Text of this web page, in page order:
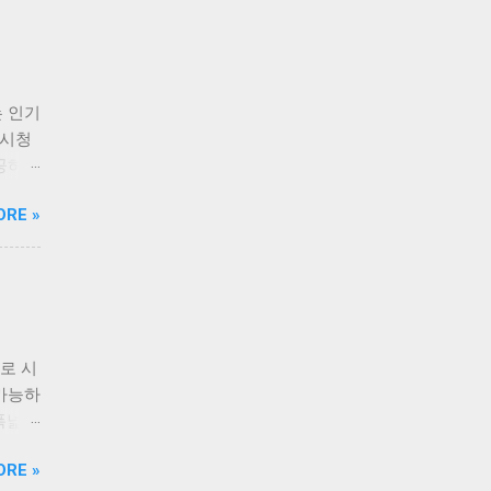
기
있
기
공되
기
드백
자
을
제
인기
청
하여
습
수
언
다.
라
공하
도
»
시
능하
넓게
하여
»